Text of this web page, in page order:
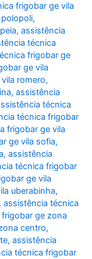
frigobar ge vila
,
,assistência
técnica
frigobar ge
ge vila
romero,
,assistência
técnica
técnica frigobar
frigobar ge vila
ge vila sofia,
,assistência
técnica frigobar
ge vila
uberabinha,
,assistência técnica
ge zona
centro,
,assistência
técnica frigobar